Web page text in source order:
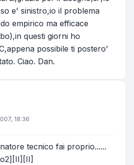
e' sinistro,io il problema
empirico ma efficace
questi giorni ho
possibile ti postero'
Ciao. Dan.
18:36
tecnico fai proprio......